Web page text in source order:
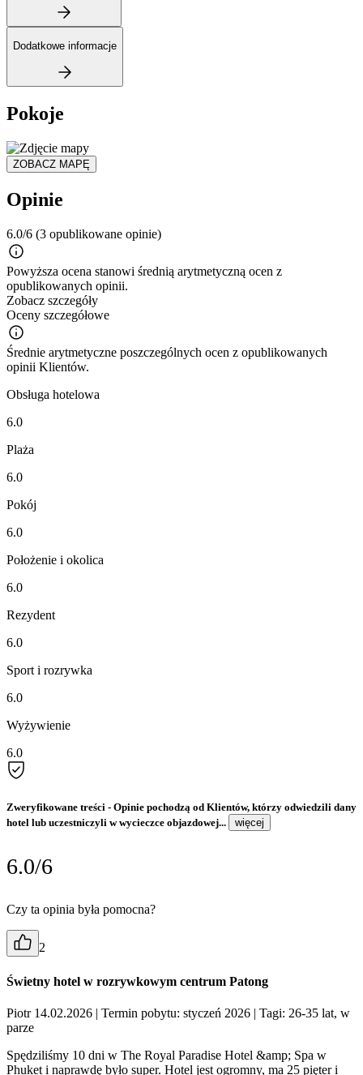
Dodatkowe informacje
Pokoje
ZOBACZ MAPĘ
Opinie
6.0/6 (3 opublikowane opinie)
Powyższa ocena stanowi średnią arytmetyczną ocen z
opublikowanych opinii.
Zobacz szczegóły
Oceny szczegółowe
Średnie arytmetyczne poszczególnych ocen z opublikowanych
opinii Klientów.
Obsługa hotelowa
6.0
Plaża
6.0
Pokój
6.0
Położenie i okolica
6.0
Rezydent
6.0
Sport i rozrywka
6.0
Wyżywienie
6.0
Zweryfikowane treści - Opinie pochodzą od Klientów, którzy odwiedzili dany
hotel lub uczestniczyli w wycieczce objazdowej...
więcej
6.0/6
Czy ta opinia była pomocna?
2
Świetny hotel w rozrywkowym centrum Patong
Piotr 14.02.2026 | Termin pobytu: styczeń 2026 | Tagi: 26-35 lat, w
parze
Spędziliśmy 10 dni w The Royal Paradise Hotel &amp; Spa w
Phuket i naprawdę było super. Hotel jest ogromny, ma 25 pięter i